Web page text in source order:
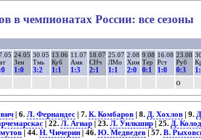
в чемпионатах России: все сезоны
24.05
Зен
1:0
30.05
Тмь
3:2
13.06
Куб
1:1
11.07
Амк
1:3
18.07
СНч
2:1
25.07
ЛМо
1:1
2.08
Хим
2:0
9.08
Тер
0:1
16.08
Рст
1:0
23.08
Руб
0:3
о
| 6. Л. Фернандес| 7. К. Комбаров| 8. Д. Хохлов| 9.
| 22. Л. Агиар| 23. Л. Уилкшир| 25. Д.
| 44. Н. Чичерин| 46. Ю. Медведев| 57. В.